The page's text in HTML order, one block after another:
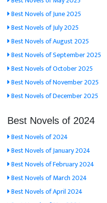
Best Novels of June 2025
Best Novels of July 2025
Best Novels of August 2025
Best Novels of September 2025
Best Novels of October 2025
Best Novels of November 2025
Best Novels of December 2025
Best Novels of 2024
Best Novels of 2024
Best Novels of January 2024
Best Novels of February 2024
Best Novels of March 2024
Best Novels of April 2024